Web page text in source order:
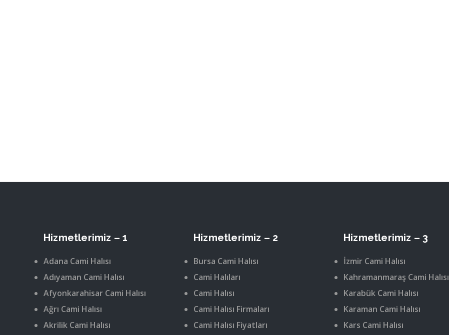
Hizmetlerimiz – 1
Adana Cami Halısı
Adıyaman Cami Halısı
Afyonkarahisar Cami Halısı
Ağrı Cami Halısı
Akrilik Cami Halısı
Hizmetlerimiz – 2
Bursa Cami Halısı
Cami Halıları
Cami Halısı
Cami Halısı Firmaları
Cami Halısı Fiyatları
Hizmetlerimiz – 3
İzmir Cami Halısı
Kahramanmaraş Cami Halısı
Karabük Cami Halısı
Karaman Cami Halısı
Kars Cami Halısı